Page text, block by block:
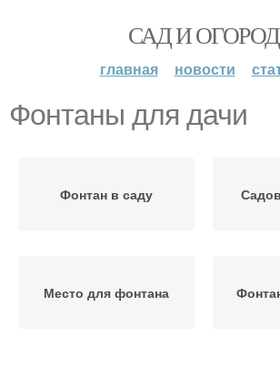
САД И ОГОРОД
главная новости
Фонтаны для дачи
Фонтан в саду
Место для фонтана